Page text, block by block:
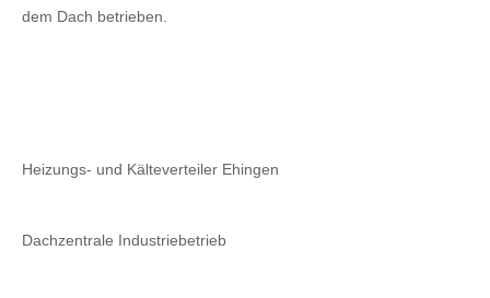
dem Dach betrieben.
Heizungs- und Kälteverteiler Ehingen
Dachzentrale Industriebetrieb